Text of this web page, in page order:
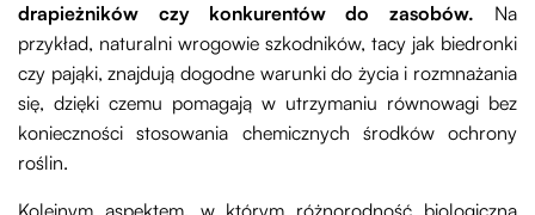
drapieżników czy konkurentów do zasobów. Na
przykład, naturalni wrogowie szkodników, tacy jak biedronki
czy pająki, znajdują dogodne warunki do życia i rozmnażania
się, dzięki czemu pomagają w utrzymaniu równowagi bez
konieczności stosowania chemicznych środków ochrony
roślin.